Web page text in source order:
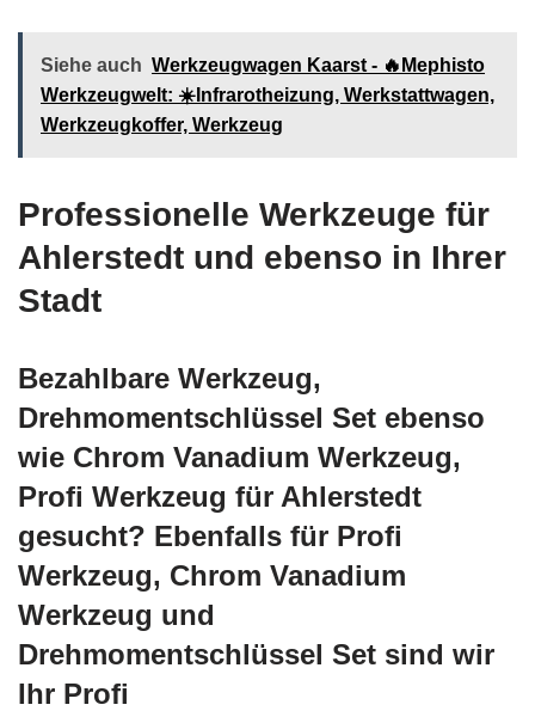
Siehe auch Werkzeugwagen Kaarst - 🔥Mephisto
Werkzeugwelt: ☀️Infrarotheizung, Werkstattwagen,
Werkzeugkoffer, Werkzeug
Professionelle Werkzeuge für
Ahlerstedt und ebenso in Ihrer
Stadt
Bezahlbare Werkzeug,
Drehmomentschlüssel Set ebenso
wie Chrom Vanadium Werkzeug,
Profi Werkzeug für Ahlerstedt
gesucht? Ebenfalls für Profi
Werkzeug, Chrom Vanadium
Werkzeug und
Drehmomentschlüssel Set sind wir
Ihr Profi